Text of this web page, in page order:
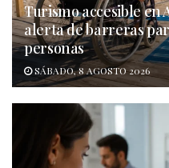
Turismo accesible
alerta de barreras
personas
SÁBADO, 8 AGOSTO 2026